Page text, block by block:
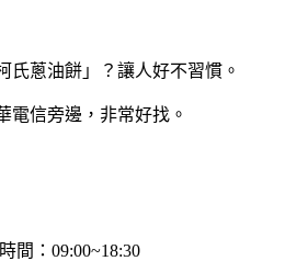
氏蔥油餅」？讓人好不習慣。
電信旁邊，非常好找。
間：09:00~18:30